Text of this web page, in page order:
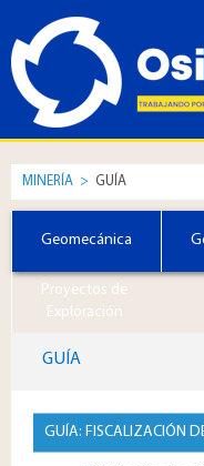
MINERÍA > GUÍA
Geomecánica
Proyectos de
Exploración
GUÍA
GUÍA: FISCALIZACIÓN